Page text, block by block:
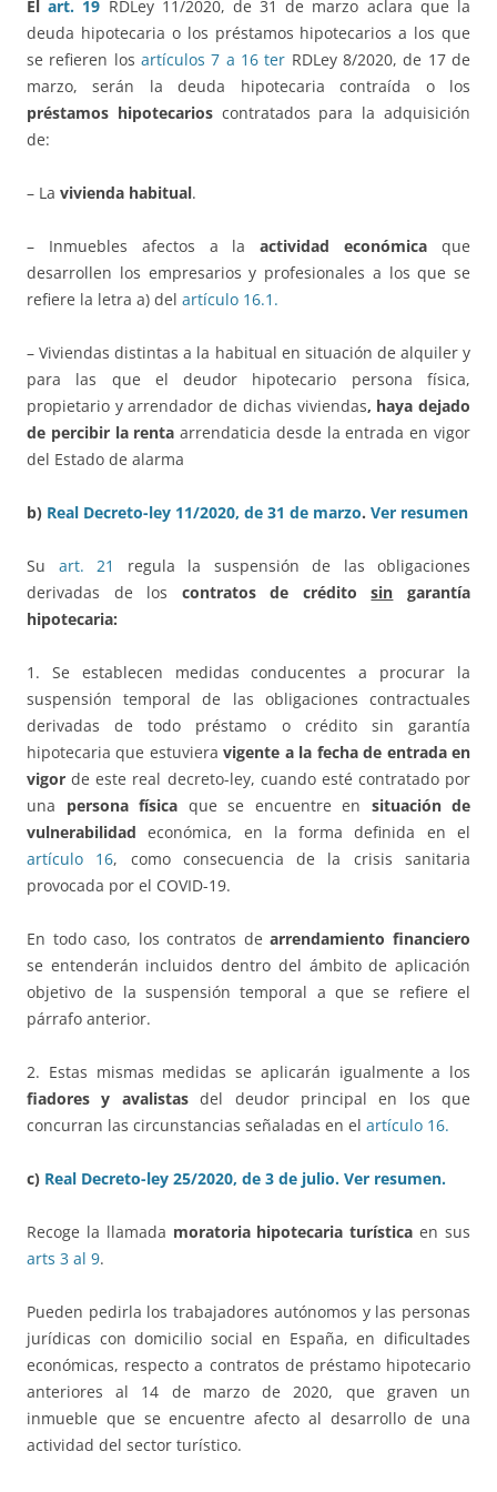
Elart. 19 RDLey 11/2020, de 31 de marzo aclara que la
deuda hipotecaria o los préstamos hipotecarios a los que
se refieren los artículos 7 a 16 ter RDLey 8/2020, de 17 de
marzo, serán la deuda hipotecaria contraída o los
préstamos hipotecarioscontratados para la adquisición
de:
– La vivienda habitual.
– Inmuebles afectos a laactividad económica que
desarrollen los empresarios y profesionales a los que se
refiere la letra a) del artículo 16.1.
– Viviendas distintas a la habitual en situación de alquiler y
para las que el deudor hipotecario persona física,
propietario y arrendador de dichas viviendas, haya dejado
de percibir la rentaarrendaticia desde la entrada en vigor
del Estado de alarma
b) Real Decreto-ley 11/2020, de 31 de marzo. Ver resumen
Su art. 21
regula la suspensión de las obligaciones
derivadas de los contratos de créditosin garantía
hipotecaria:
1. Se establecen medidas conducentes a procurar la
suspensión temporal de las obligaciones contractuales
derivadas de todo préstamo o crédito sin garantía
hipotecaria que estuvieravigente a la fecha de entrada en
vigor de este real decreto-ley, cuando esté contratado por
una persona física que se encuentre en situación de
vulnerabilidad económica, en la forma definida en el
artículo 16, como consecuencia de la crisis sanitaria
provocada por el COVID-19.
En todo caso, los contratos dearrendamiento financiero
se entenderán incluidos dentro del ámbito de aplicación
objetivo de la suspensión temporal a que se refiere el
párrafo anterior.
2. Estas mismas medidas se aplicarán igualmente a los
fiadores y avalistasdel deudor principal en los que
concurran las circunstancias señaladas en el artículo 16.
c) Real Decreto-ley 25/2020, de 3 de julio. Ver resumen.
Recoge la llamada moratoria hipotecaria turística en sus
arts 3 al 9.
Pueden pedirla los trabajadores autónomos y las personas
jurídicas con domicilio social en España, en dificultades
económicas, respecto a contratos de préstamo hipotecario
anteriores al 14 de marzo de 2020, que graven un
inmueble que se encuentre afecto al desarrollo de una
actividad del sector turístico.